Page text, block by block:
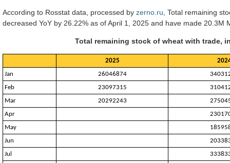
According to Rosstat data, processed by zerno.ru , Total remaining
decreased YoY by 26.22% as of April 1, 2025 and have made
Total remaining stock of wheat with trade,
2025
Jan
26046874
Feb
23097315
Mar
20292243
Apr
May
Jun
Jul